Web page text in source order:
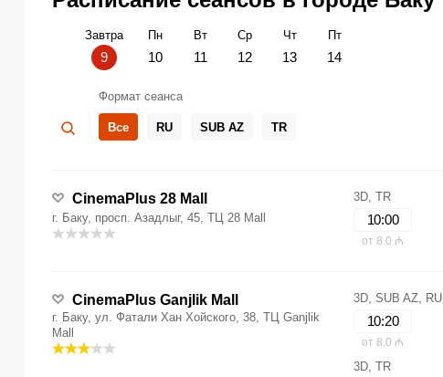
Завтра
9
Пн
10
Вт
11
Ср
12
Чт
13
Пт
14
Формат сеанса
Все RU SUB AZ TR
CinemaPlus 28 Mall
г. Баку, просп. Азадлыг, 45, ТЦ 28 Mall
3D, TR
10:00
от 8.0 ₼
CinemaPlus Ganjlik Mall
г. Баку, ул. Фатали Хан Хойского, 38, ТЦ Ganjlik
Mall
3D, SUB AZ, RU
10:20
от 8.0 ₼
3D, TR